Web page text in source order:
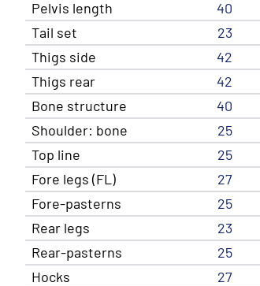
Pelvis length
40
Tail set
23
Thigs side
42
Thigs rear
42
Bone structure
40
Shoulder: bone
25
Top line
25
Fore legs (FL)
27
Fore-pasterns
25
Rear legs
23
Rear-pasterns
25
Hocks
27